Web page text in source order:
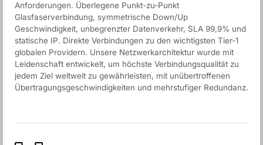
Anforderungen. Überlegene Punkt-zu-Punkt
Glasfaserverbindung, symmetrische Down/Up
Geschwindigkeit, unbegrenzter Datenverkehr, SLA 99,9% und
statische IP. Direkte Verbindungen zu den wichtigsten Tier-1
globalen Providern. Unsere Netzwerkarchitektur wurde mit
Leidenschaft entwickelt, um höchste Verbindungsqualität zu
jedem Ziel weltweit zu gewährleisten, mit unübertroffenen
Übertragungsgeschwindigkeiten und mehrstufiger Redundanz.